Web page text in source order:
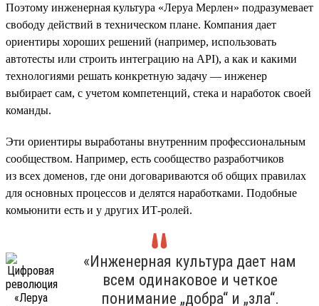
Поэтому инженерная культура «Леруа Мерлен» подразумевает
свободу действий в техническом плане. Компания дает
ориентиры хороших решений (например, использовать
автотесты или строить интеграцию на API), а как и какими
технологиями решать конкретную задачу — инженер
выбирает сам, с учетом компетенций, стека и наработок своей
команды.
Эти ориентиры выработаны внутренним профессиональным
сообществом. Например, есть сообщество разработчиков
из всех доменов, где они договариваются об общих правилах
для основных процессов и делятся наработками. Подобные
комьюнити есть и у других ИТ-ролей.
«Инженерная культура дает нам
всем одинаковое и четкое
понимание „добра“ и „зла“.